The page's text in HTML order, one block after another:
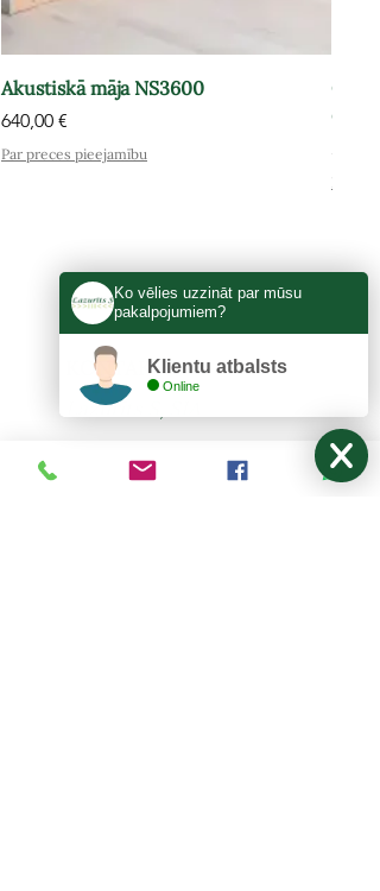
Akustiskā māja NS3600
Cena
640,00 €
Par preces pieejamību 575,00
KONTAKTI
Lazurīts S, SIA
Zemitāna 3, Rīga, LV-1012
Ko vēlies uzzināt par mūsu
pakalpojumiem?
Klientu atbalsts
Online